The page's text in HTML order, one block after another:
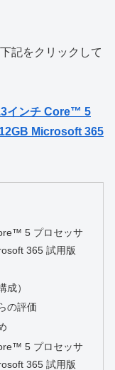
記をクリックして
インチ Core™ 5
Microsoft 365
5 プロセッサ
365 試用版
）
の評価
5 プロセッサ
365 試用版